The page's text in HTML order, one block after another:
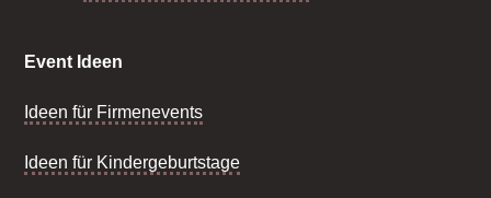
Event Ideen
Ideen für Firmenevents
Ideen für Kindergeburtstage